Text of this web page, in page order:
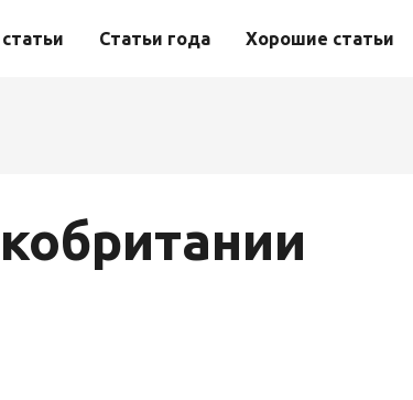
Статьи года Хорошие статьи